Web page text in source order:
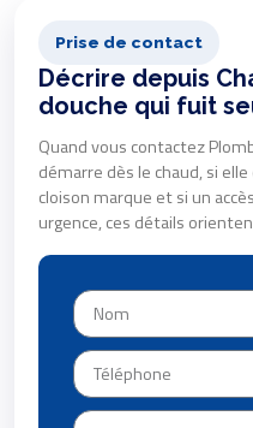
Prise de contact
Décrire depuis
douche qui fuit
Quand vous contactez
démarre dès le chaud, si
cloison marque et si un
urgence, ces détails